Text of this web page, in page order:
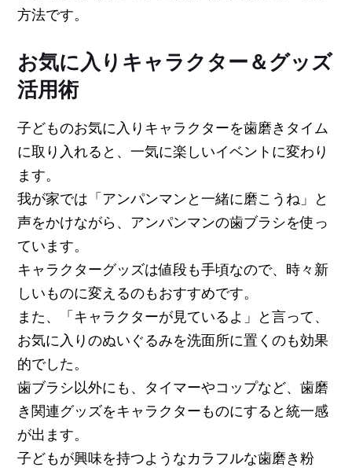
方法です。
お気に入りキャラクター＆グッズ
活用術
子どものお気に入りキャラクターを歯磨きタイム
に取り入れると、一気に楽しいイベントに変わり
ます。
我が家では「アンパンマンと一緒に磨こうね」と
声をかけながら、アンパンマンの歯ブラシを使っ
ています。
キャラクターグッズは値段も手頃なので、時々新
しいものに変えるのもおすすめです。
また、「キャラクターが見ているよ」と言って、
お気に入りのぬいぐるみを洗面所に置くのも効果
的でした。
歯ブラシ以外にも、タイマーやコップなど、歯磨
き関連グッズをキャラクターものにすると統一感
が出ます。
子どもが興味を持つようなカラフルな歯磨き粉